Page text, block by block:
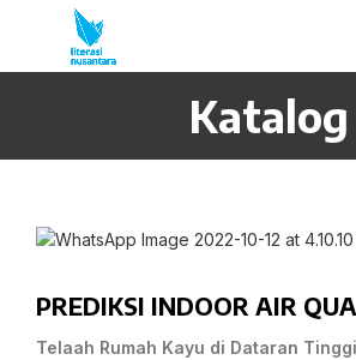
Katalog
PREDIKSI INDOOR AIR
Telaah Rumah Kayu di Dataran Tinggi